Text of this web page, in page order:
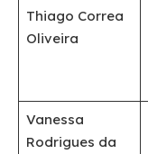
Thiago Correa
Oliveira
Vanessa
Rodrigues da